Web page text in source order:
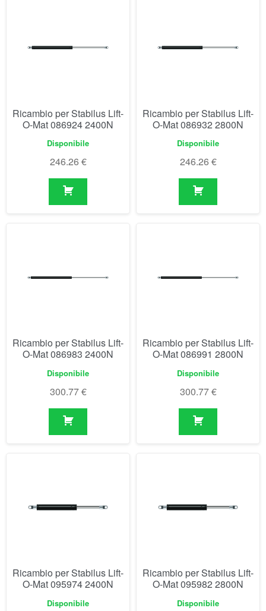
Ricambio per Stabilus Lift-
O-Mat 086924 2400N
Disponibile
246.26 €
Ricambio per Stabilus Lift-
O-Mat 086932 2800N
Disponibile
246.26 €
Ricambio per Stabilus Lift-
O-Mat 086983 2400N
Disponibile
300.77€
Ricambio per Stabilus Lift-
O-Mat 086991 2800N
Disponibile
300.77€
Ricambio per Stabilus Lift-
O-Mat 095974 2400N
Disponibile
Ricambio per Stabilus Lift-
O-Mat 095982 2800N
Disponibile